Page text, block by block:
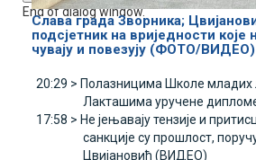
End of dialog window.
Слава града Зворника;
подсјетник на вриједности које
чувају и повезују (ФОТО/ВИДЕО)
20:29 > Полазницима Школе
Лакташима уручене
17:58 > Не јењавају тензије и
санкције су прошлост,
Цвијановић (ВИДЕО)